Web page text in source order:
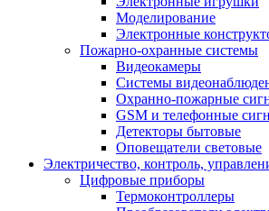
Моделирование
Электронные
Пожарно-охранные системы
Видеокамеры
Системы
Охранно-пожарные
GSM и телефонные
Детекторы бытовые
Оповещатели световые
Электричество, контроль,
Цифровые приборы
Термоконтроллеры